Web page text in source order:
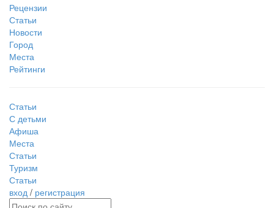
Рецензии
Статьи
Новости
Город
Места
Рейтинги
Статьи
С детьми
Афиша
Места
Статьи
Туризм
Статьи
вход / регистрация